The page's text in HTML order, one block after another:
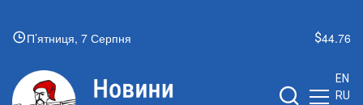
П’ятниця, 7 Серпня 44.76
EN
RU